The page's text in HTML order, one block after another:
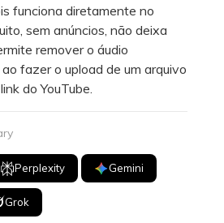
funciona diretamente no
sem anúncios, não deixa
remover o áudio
fazer o upload de um arquivo
do YouTube.
Perplexity Gemini
Grok